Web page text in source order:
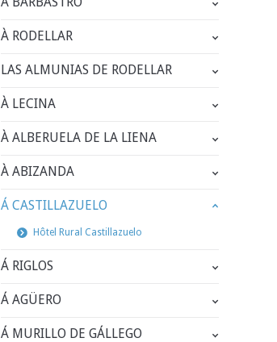
À RODELLAR
LAS ALMUNIAS DE RODELLAR
À LECINA
À ALBERUELA DE LA LIENA
À ABIZANDA
Á CASTILLAZUELO
Hôtel Rural Castillazuelo
Á RIGLOS
Á AGÜERO
Á MURILLO DE GÁLLEGO